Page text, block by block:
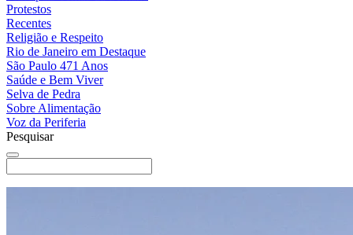
Protestos
Recentes
Religião e Respeito
Rio de Janeiro em Destaque
São Paulo 471 Anos
Saúde e Bem Viver
Selva de Pedra
Sobre Alimentação
Voz da Periferia
Pesquisar